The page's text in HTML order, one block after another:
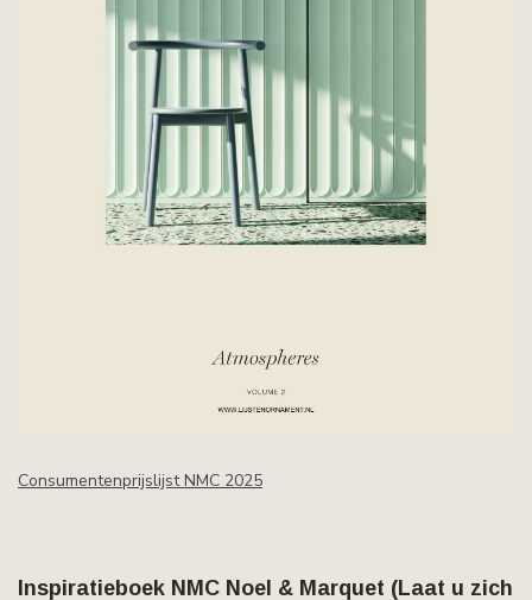
Consumentenprijslijst NMC 2025
Inspiratieboek NMC Noel & Marquet (Laat u zich